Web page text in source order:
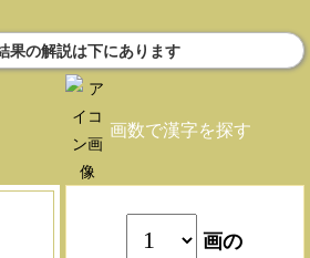
果の解説は下にあります
画数で漢字を探す
画の